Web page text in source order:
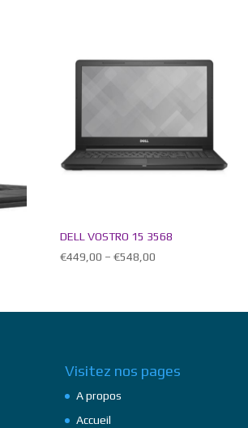
DELL VOSTRO 15 3568
€449,00 –€548,00
Visitez nos pages
A propos
Accueil